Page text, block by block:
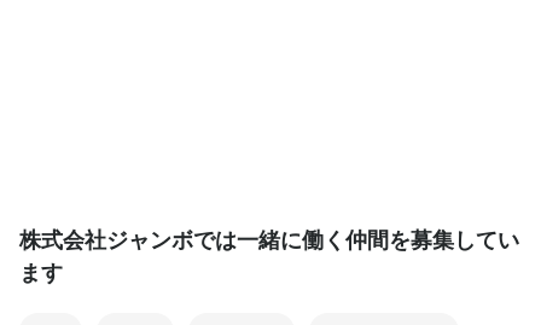
株式会社ジャンボでは一緒に働く仲間を募集してい
ます